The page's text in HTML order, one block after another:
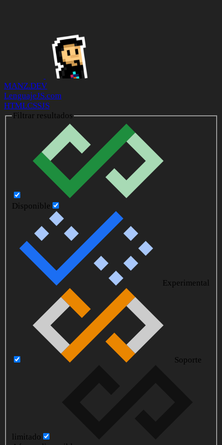
MANZ.DEV
LenguajeJS.com
HTMLCSSJS
Filtrar resultados
Disponible
Experimental
Soporte
limitado